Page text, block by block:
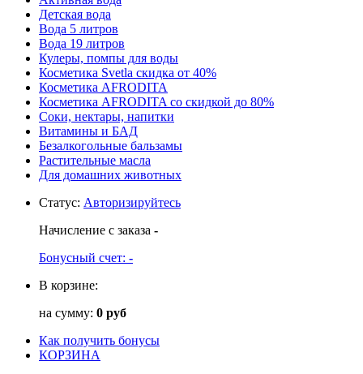
Детская вода
Вода 5 литров
Вода 19 литров
Кулеры, помпы для воды
Косметика Svetla скидка от 40%
Косметика AFRODITA
Косметика AFRODITA со скидкой до 80%
Соки, нектары, напитки
Витамины и БАД
Безалкогольные бальзамы
Растительные масла
Для домашних животных
Статус: Авторизируйтесь
Начисление с заказа -
Бонусный счет: -
В корзине:
на сумму: 0 руб
Как получить бонусы
КОРЗИНА